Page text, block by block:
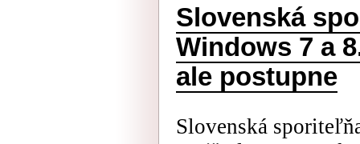
Slovenská
Windows 7 a
ale postupne
Slovenská